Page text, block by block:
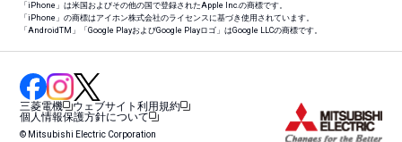
「iPhone」は米国およびその他の国で登録されたApple Inc.の商標です。
「iPhone」の商標はアイホン株式会社のライセンスに基づき使用されています。
「AndroidTM 」「Google PlayおよびGoogle Playロゴ」はGoogle LLCの商標です。
三菱電機
ウェブサイト利用規約
個人情報保護方針について
© Mitsubishi Electric Corporation